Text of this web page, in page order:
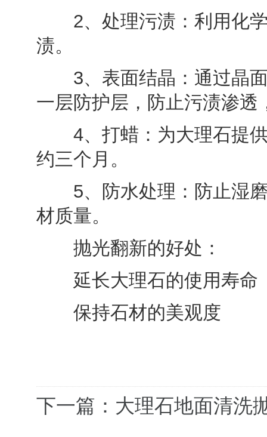
2、处理污渍：利用化学
渍。
3、表面结晶：通过晶面
一层防护层，防止污渍渗透
4、打蜡：为大理石提供
约三个月。
5、防水处理：防止湿磨
材质量。
抛光翻新的好处：
延长大理石的使用寿命
保持石材的美观度
下一篇：大理石地面清洗